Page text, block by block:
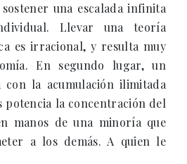
una escalada infinita
Llevar una teoría
es irracional, y resulta muy
En segundo lugar, un
con la acumulación ilimitada
potencia la concentración del
manos de una minoría que
a los demás. A quien le